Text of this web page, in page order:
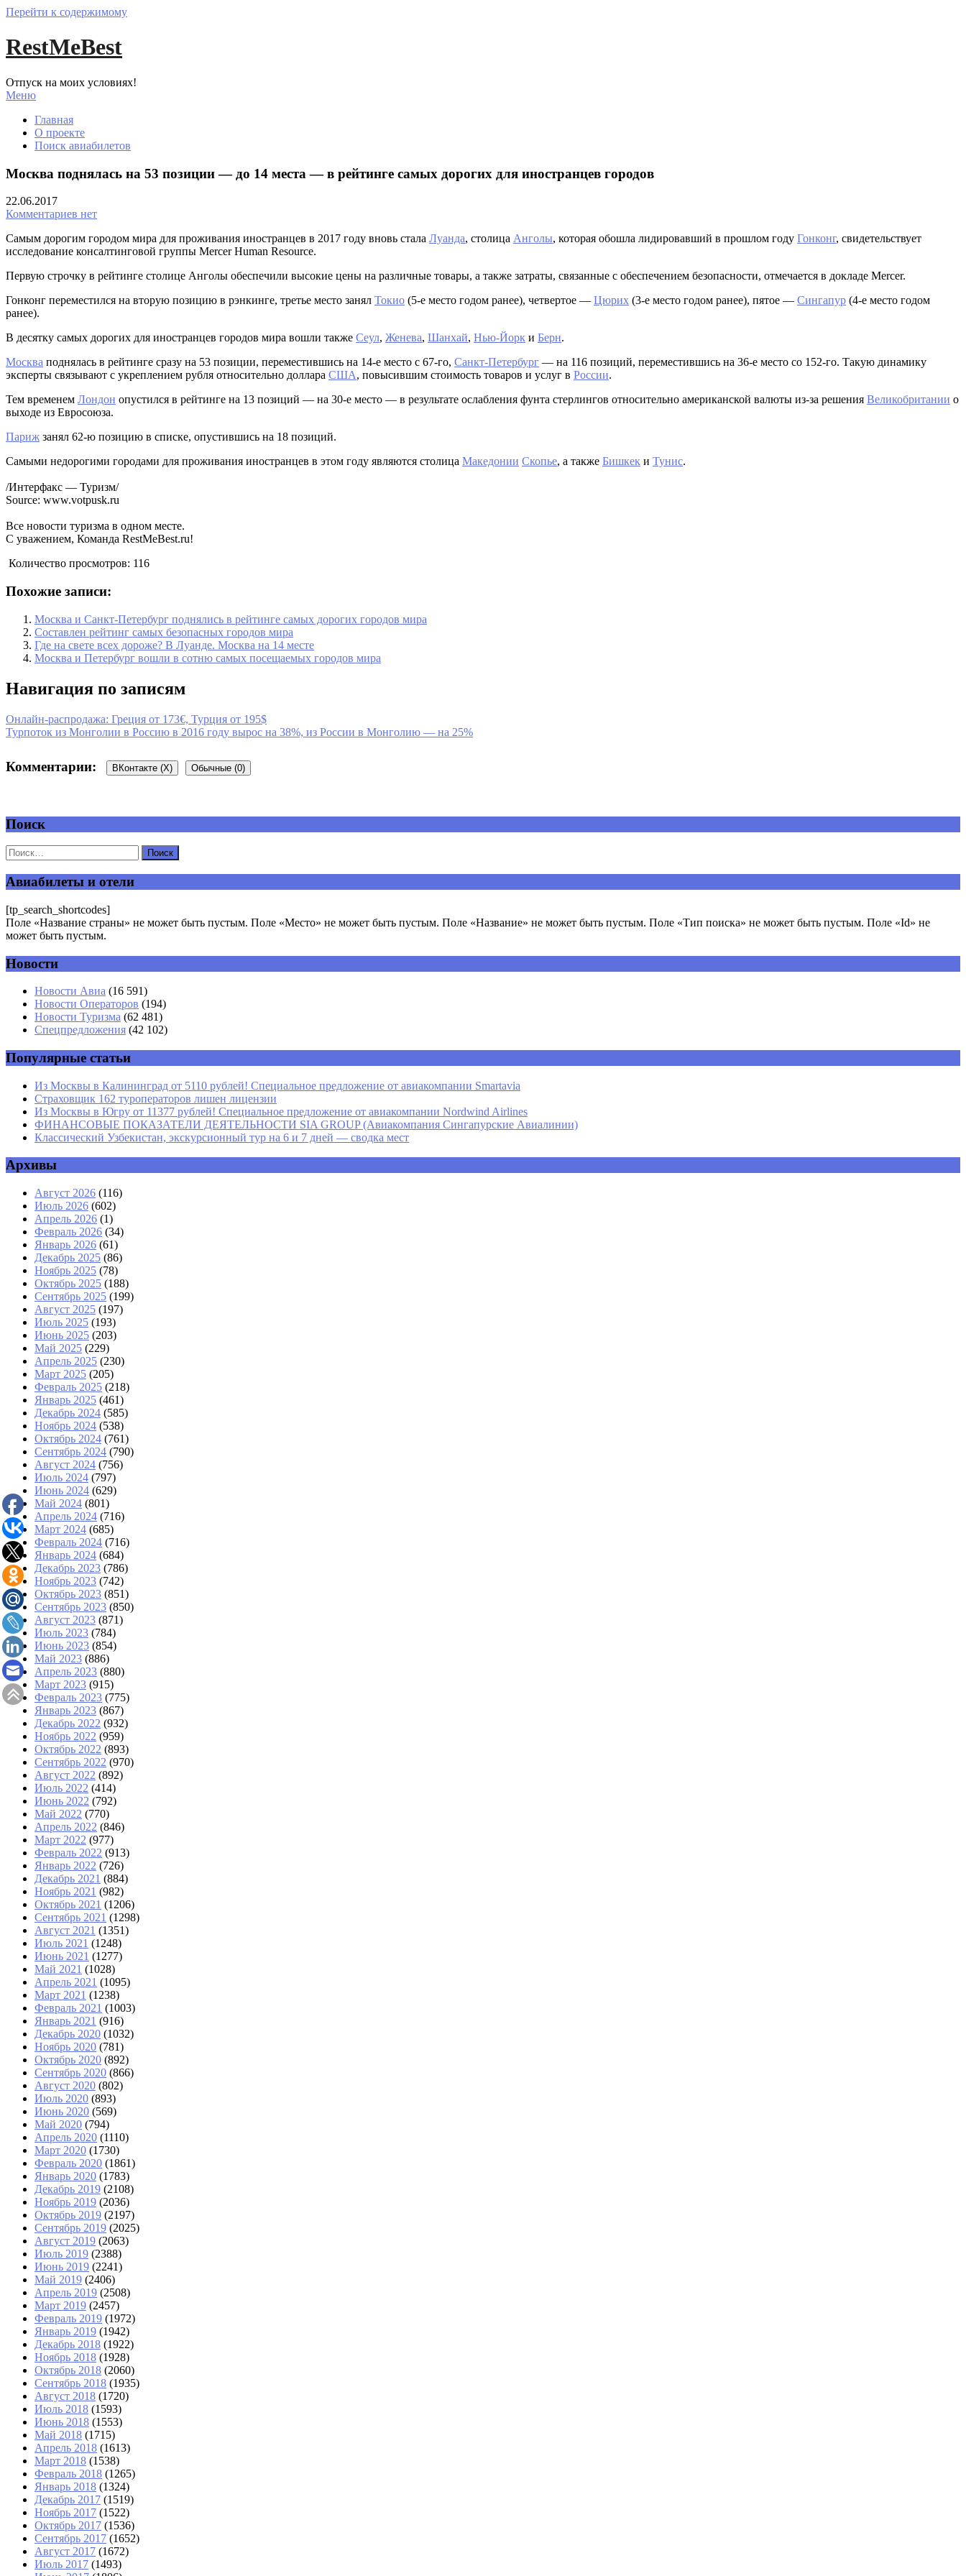
Перейти к содержимому
RestMeBest
Отпуск на моих условиях!
Меню
Главная
О проекте
Поиск авиабилетов
Москва поднялась на 53 позиции — до 14 места — в рейтинге самых дорогих для иностранцев городов
22.06.2017
Комментариев нет
Самым дорогим городом мира для проживания иностранцев в 2017 году вновь стала Луанда, столица Анголы, которая обошла лидировавший в прошлом году Гонконг, свидетельствует
исследование консалтинговой группы Mercer Human Resource.
Первую строчку в рейтинге столице Анголы обеспечили высокие цены на различные товары, а также затраты, связанные с обеспечением безопасности, отмечается в докладе Mercer.
Гонконг переместился на вторую позицию в рэнкинге, третье место занял Токио (5-е место годом ранее), четвертое — Цюрих (3-е место годом ранее), пятое — Сингапур (4-е место годом
ранее).
В десятку самых дорогих для иностранцев городов мира вошли также Сеул, Женева, Шанхай, Нью-Йорк и Берн.
Москва поднялась в рейтинге сразу на 53 позиции, переместившись на 14-е место с 67-го, Санкт-Петербург — на 116 позиций, переместившись на 36-е место со 152-го. Такую динамику
эксперты связывают с укреплением рубля относительно доллара США, повысившим стоимость товаров и услуг в России.
Тем временем Лондон опустился в рейтинге на 13 позиций — на 30-е место — в результате ослабления фунта стерлингов относительно американской валюты из-за решения Великобритании о
выходе из Евросоюза.
Париж занял 62-ю позицию в списке, опустившись на 18 позиций.
Самыми недорогими городами для проживания иностранцев в этом году являются столица Македонии Скопье, а также Бишкек и Тунис.
/Интерфакс — Туризм/
Source: www.votpusk.ru
Все новости туризма в одном месте.
С уважением, Команда RestMeBest.ru!
Количество просмотров: 116
Похожие записи:
Москва и Санкт-Петербург поднялись в рейтинге самых дорогих городов мира
Составлен рейтинг самых безопасных городов мира
Где на свете всех дороже? В Луанде. Москва на 14 месте
Москва и Петербург вошли в сотню самых посещаемых городов мира
Навигация по записям
Онлайн-распродажа: Греция от 173€, Турция от 195$
Турпоток из Монголии в Россию в 2016 году вырос на 38%, из России в Монголию — на 25%
Комментарии: ВКонтакте (X) Обычные (0)
Добавить комментарий
Ваш адрес email не будет опубликован.
Комментарий
Имя *
Email*
Поиск
Авиабилеты и отели
[tp_search_shortcodes]
Поле «Название страны» не может быть пустым. Поле «Место» не может быть пустым. Поле «Название» не может быть пустым. Поле «Тип поиска» не может быть пустым. Поле «Id» не
может быть пустым.
Новости
Новости Авиа (16 591)
Новости Операторов (194)
Новости Туризма (62 481)
Спецпредложения (42 102)
Популярные статьи
Из Москвы в Калининград от 5110 рублей! Специальное предложение от авиакомпании Smartavia
Страховщик 162 туроператоров лишен лицензии
Из Москвы в Югру от 11377 рублей! Специальное предложение от авиакомпании Nordwind Airlines
ФИНАНСОВЫЕ ПОКАЗАТЕЛИ ДЕЯТЕЛЬНОСТИ SIA GROUP (Авиакомпания Сингапурские Авиалинии)
Классический Узбекистан, экскурсионный тур на 6 и 7 дней — сводка мест
Архивы
Август 2026 (116)
Июль 2026 (602)
Апрель 2026 (1)
Февраль 2026 (34)
Январь 2026 (61)
Декабрь 2025 (86)
Ноябрь 2025 (78)
Октябрь 2025 (188)
Сентябрь 2025 (199)
Август 2025 (197)
Июль 2025 (193)
Июнь 2025 (203)
Май 2025 (229)
Апрель 2025 (230)
Март 2025 (205)
Февраль 2025 (218)
Январь 2025 (461)
Декабрь 2024 (585)
Ноябрь 2024 (538)
Октябрь 2024 (761)
Сентябрь 2024 (790)
Август 2024 (756)
Июль 2024 (797)
Июнь 2024 (629)
Май 2024 (801)
Апрель 2024 (716)
Март 2024 (685)
Февраль 2024 (716)
Январь 2024 (684)
Декабрь 2023 (786)
Ноябрь 2023 (742)
Октябрь 2023 (851)
Сентябрь 2023 (850)
Август 2023 (871)
Июль 2023 (784)
Июнь 2023 (854)
Май 2023 (886)
Апрель 2023 (880)
Март 2023 (915)
Февраль 2023 (775)
Январь 2023 (867)
Декабрь 2022 (932)
Ноябрь 2022 (959)
Октябрь 2022 (893)
Сентябрь 2022 (970)
Август 2022 (892)
Июль 2022 (414)
Июнь 2022 (792)
Май 2022 (770)
Апрель 2022 (846)
Март 2022 (977)
Февраль 2022 (913)
Январь 2022 (726)
Декабрь 2021 (884)
Ноябрь 2021 (982)
Октябрь 2021 (1206)
Сентябрь 2021 (1298)
Август 2021 (1351)
Июль 2021 (1248)
Июнь 2021 (1277)
Май 2021 (1028)
Апрель 2021 (1095)
Март 2021 (1238)
Февраль 2021 (1003)
Январь 2021 (916)
Декабрь 2020 (1032)
Ноябрь 2020 (781)
Октябрь 2020 (892)
Сентябрь 2020 (866)
Август 2020 (802)
Июль 2020 (893)
Июнь 2020 (569)
Май 2020 (794)
Апрель 2020 (1110)
Март 2020 (1730)
Февраль 2020 (1861)
Январь 2020 (1783)
Декабрь 2019 (2108)
Ноябрь 2019 (2036)
Октябрь 2019 (2197)
Сентябрь 2019 (2025)
Август 2019 (2063)
Июль 2019 (2388)
Июнь 2019 (2241)
Май 2019 (2406)
Апрель 2019 (2508)
Март 2019 (2457)
Февраль 2019 (1972)
Январь 2019 (1942)
Декабрь 2018 (1922)
Ноябрь 2018 (1928)
Октябрь 2018 (2060)
Сентябрь 2018 (1935)
Август 2018 (1720)
Июль 2018 (1593)
Июнь 2018 (1553)
Май 2018 (1715)
Апрель 2018 (1613)
Март 2018 (1538)
Февраль 2018 (1265)
Январь 2018 (1324)
Декабрь 2017 (1519)
Ноябрь 2017 (1522)
Октябрь 2017 (1536)
Сентябрь 2017 (1652)
Август 2017 (1672)
Июль 2017 (1493)